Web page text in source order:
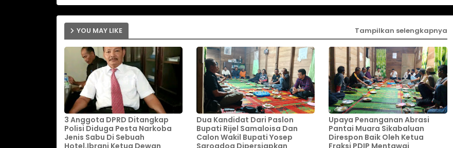
YOU MAY LIKE Tampilkan selengkapnya
3 Anggota DPRD Ditangkap
Polisi Diduga Pesta Narkoba
Jenis Sabu Di Sebuah
Hotel,Ibrani Ketua Dewan
Dua Kandidat Dari Paslon
Bupati Rijel Samaloisa Dan
Calon Wakil Bupati Yosep
Sarogdog Dipersiapkan
Upaya Penanganan Abrasi
Pantai Muara Sikabaluan
Direspon Baik Oleh Ketua
Fraksi PDIP Mentawai